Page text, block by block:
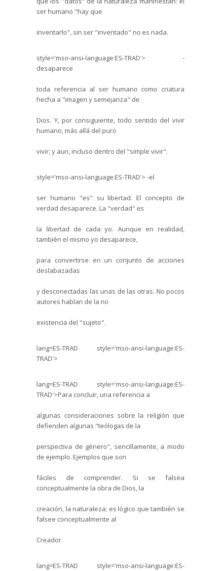
ser humano "hay que
inventarlo", sin ser "inventado" no es nada.
style='mso-ansi-language:ES-TRAD'>
-
desaparece
toda referencia al ser humano como criatura
hecha a "imagen y semejanza" de
Dios. Y, por consiguiente, todo sentido del vivir
humano, más allá del puro
vivir; y aun, incluso dentro del "simple vivir".
style='mso-ansi-language:ES-TRAD'> -el
ser humano "es" su libertad. El concepto de
verdad desaparece. La "verdad" es
la libertad de cada yo. Aunque en realidad,
también el mismo yo desaparece,
para convertirse en un conjunto de acciones
deslabazadas
y desconectadas las unas de las otras. No pocos
autores hablan de la no
existencia del "sujeto".
lang=ES-TRAD style='mso-ansi-language:ES-
TRAD'>
lang=ES-TRAD style='mso-ansi-language:ES-
TRAD'>Para concluir, una referencia a
algunas consideraciones sobre la religión que
defienden algunas "teólogas de la
perspectiva de género", sencillamente, a modo
de ejemplo. Ejemplos que son
fáciles de comprender. Si se falsea
conceptualmente la obra de Dios, la
creación, la naturaleza; es lógico que también se
falsee conceptualmente al
Creador.
lang=ES-TRAD style='mso-ansi-language:ES-